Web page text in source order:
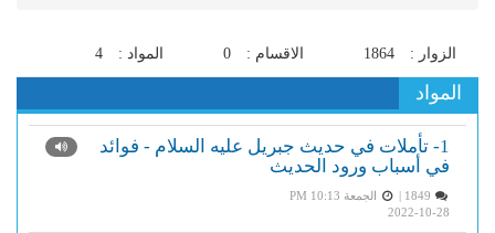
الزوار : 1864 الاقسام : 0 المواد : 4
المواد
1- تأملات في حديث جبريل عليه السلام - فوائد
في أسباب ورود الحديث
الجمعة PM 10:13
2022-10-28